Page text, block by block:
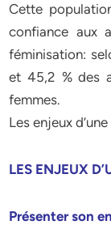
Cette
confiance aux
féminisation:
et 45,2 % des
femmes.
Les enjeux
LES ENJEUX
Présenter son